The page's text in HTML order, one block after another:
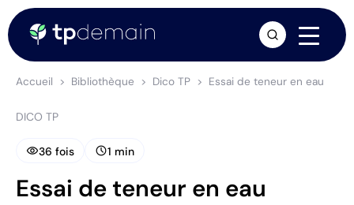
Accueil Bibliothèque Dico TP Essai de teneur en eau
DICO TP
visibility36 fois schedule1 min
Essai de teneur en eau
arrow_forward